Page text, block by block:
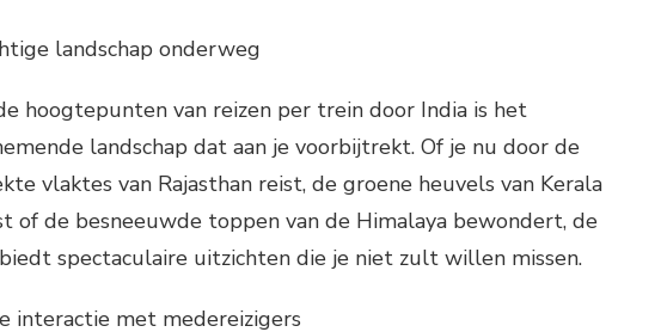
landschap onderweg
hoogtepunten van reizen per trein door India is het
landschap dat aan je voorbijtrekt. Of je nu door de
vlaktes van Rajasthan reist, de groene heuvels van Kerala
of de besneeuwde toppen van de Himalaya bewondert, de
spectaculaire uitzichten die je niet zult willen missen.
interactie met medereizigers